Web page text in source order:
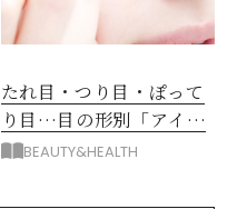
たれ目・つり目・ぽって
り目…目の形別「アイラ
インの引き方＆選び方」
BEAUTY&HEALTH